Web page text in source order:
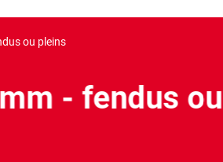
ou pleins
- fendus ou